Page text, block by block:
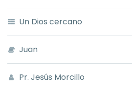
Un Dios cercano
Juan
Pr. Jesús Morcillo